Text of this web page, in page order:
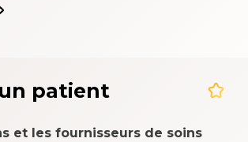
patient
et les fournisseurs de soins